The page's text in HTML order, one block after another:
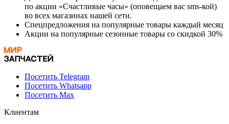
по акции «Счастливые часы» (оповещаем вас sms-кой)
во всех магазинах нашей сети.
Спецпредложения на популярные товары каждый месяц
Акции на популярные сезонные товары со скидкой 30%
Посетить Telegram
Посетить Whatsapp
Посетить Max
Клиентам